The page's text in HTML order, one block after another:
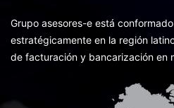
Grupo asesores-e está
estratégicamente en la región
de facturación y bancarización en